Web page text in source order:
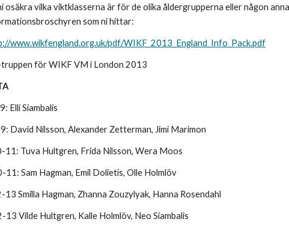
osäkra vilka viktklasserna är för de olika åldergrupperna eller någon
som ni hittar:
www.wikfengland.org.uk/pdf/WIKF_2013_England_Info_Pack.pdf
för WIKF VM i London 2013
Elli Siambalis
David Nilsson, Alexander Zetterman, Jimi Marimon
11: Tuva Hultgren, Frida Nilsson, Wera Moos
11: Sam Hagman, Emil Dolietis, Olle Holmlöv
13 Smilla Hagman, Zhanna Zouzylyak, Hanna Rosendahl
13 Vilde Hultgren, Kalle Holmlöv, Neo Siambalis